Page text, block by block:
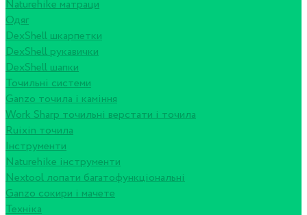
Naturehike матраци
Одяг
DexShell шкарпетки
DexShell рукавички
DexShell шапки
Точильні системи
Ganzo точила і каміння
Work Sharp точильні верстати і точила
Ruixin точила
Інструменти
Naturehike інструменти
Nextool лопати багатофункціональні
Ganzo сокири і мачете
Техніка